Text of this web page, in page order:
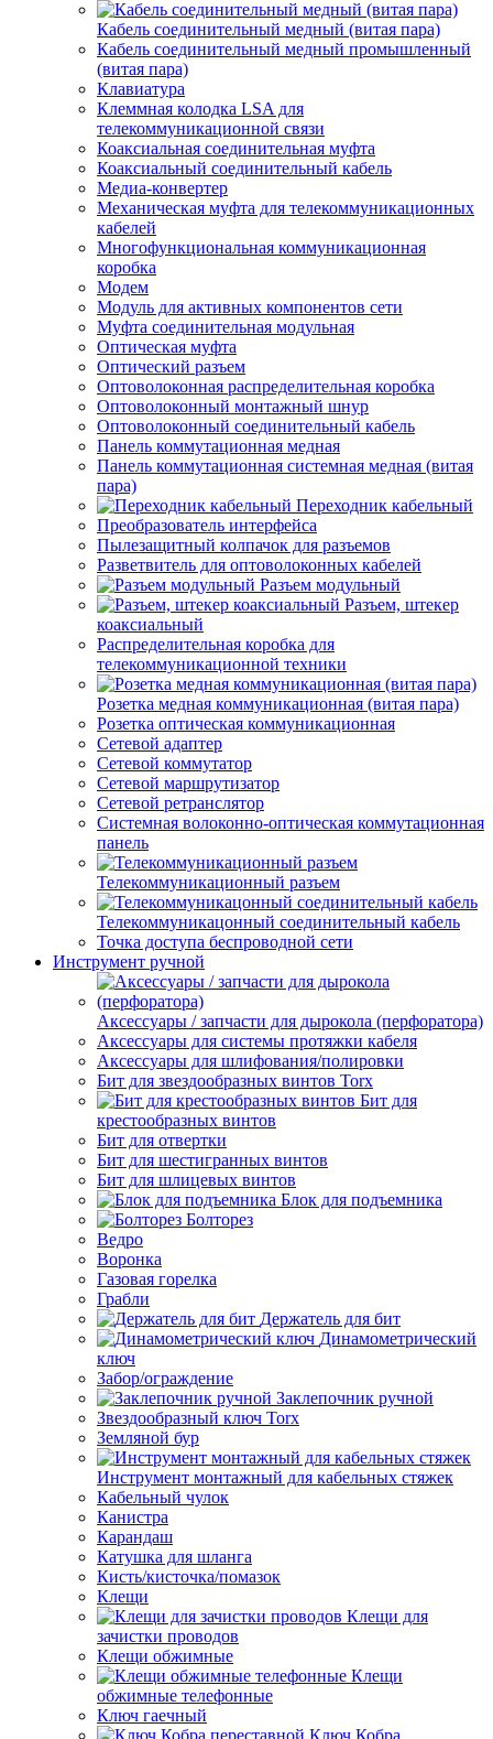
Кабель соединительный медный (витая пара)
Кабель соединительный медный промышленный
(витая пара)
Клавиатура
Клеммная колодка LSA для
телекоммуникационной связи
Коаксиальная соединительная муфта
Коаксиальный соединительный кабель
Медиа-конвертер
Механическая муфта для телекоммуникационных
кабелей
Многофункциональная коммуникационная
коробка
Модем
Модуль для активных компонентов сети
Муфта соединительная модульная
Оптическая муфта
Оптический разъем
Оптоволоконная распределительная коробка
Оптоволоконный монтажный шнур
Оптоволоконный соединительный кабель
Панель коммутационная медная
Панель коммутационная системная медная (витая
пара)
Переходник кабельный
Преобразователь интерфейса
Пылезащитный колпачок для разъемов
Разветвитель для оптоволоконных кабелей
Разъем модульный
Разъем, штекер
коаксиальный
Распределительная коробка для
телекоммуникационной техники
Розетка медная коммуникационная (витая пара)
Розетка оптическая коммуникационная
Сетевой адаптер
Сетевой коммутатор
Сетевой маршрутизатор
Сетевой ретранслятор
Системная волоконно-оптическая коммутационная
панель
Телекоммуникационный разъем
Телекоммуникацонный соединительный кабель
Точка доступа беспроводной сети
Инструмент ручной
Аксессуары / запчасти для дырокола (перфоратора)
Аксессуары для системы протяжки кабеля
Аксессуары для шлифования/полировки
Бит для звездообразных винтов Torx
Бит для
крестообразных винтов
Бит для отвертки
Бит для шестигранных винтов
Бит для шлицевых винтов
Блок для подъемника
Болторез
Ведро
Воронка
Газовая горелка
Грабли
Держатель для бит
Динамометрический
ключ
Забор/ограждение
Заклепочник ручной
Звездообразный ключ Torx
Земляной бур
Инструмент монтажный для кабельных стяжек
Кабельный чулок
Канистра
Карандаш
Катушка для шланга
Кисть/кисточка/помазок
Клещи
Клещи для
зачистки проводов
Клещи обжимные
Клещи
обжимные телефонные
Ключ гаечный
Ключ Кобра